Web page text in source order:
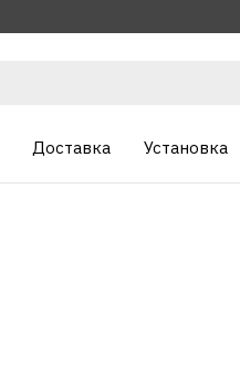
Доставка Установка